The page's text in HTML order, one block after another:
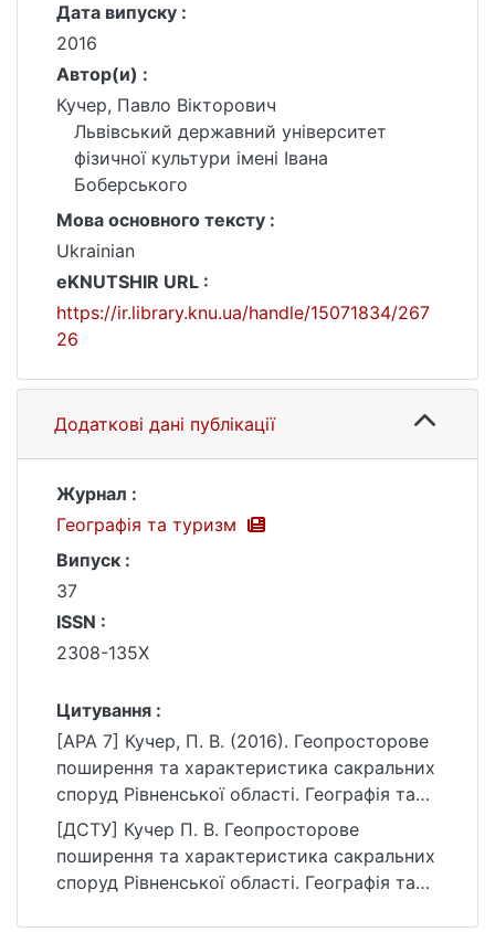
Дата випуску :
2016
Автор(и) :
Кучер, Павло Вікторович
Львівський державний університет
фізичної культури імені Івана
Боберського
Мова основного тексту :
Ukrainian
eKNUTSHIR URL :
https://ir.library.knu.ua/handle/15071834/267
26
Додаткові дані публікації
Журнал :
Географія та туризм
Випуск :
37
ISSN :
2308-135X
Цитування :
[APA 7] Кучер, П. В. (2016). Геопросторове
поширення та характеристика сакральних
споруд Рівненської області. Географія та
туризм, (37).
https://ir.library.knu.ua/handle/15071834/267
26
[ДСТУ] Кучер П. В. Геопросторове
поширення та характеристика сакральних
споруд Рівненської області. Географія та